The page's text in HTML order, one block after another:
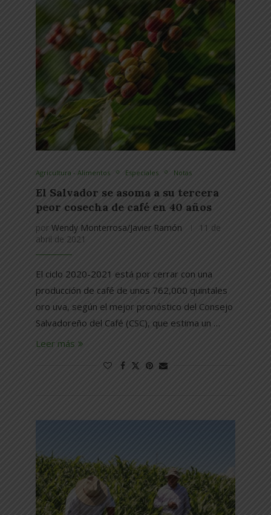
Agricultura - Alimentos Especiales Notas
El Salvador se asoma a su tercera
peor cosecha de café en 40 años
por Wendy Monterrosa/Javier Ramón
11 de
abril de 2021
El ciclo 2020-2021 está por cerrar con una
producción de café de unos 762,000 quintales
oro uva, según el mejor pronóstico del Consejo
Salvadoreño del Café (CSC), que estima un …
Leer más